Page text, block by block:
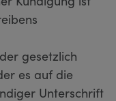
gesetzlich
es auf die
Unterschrift